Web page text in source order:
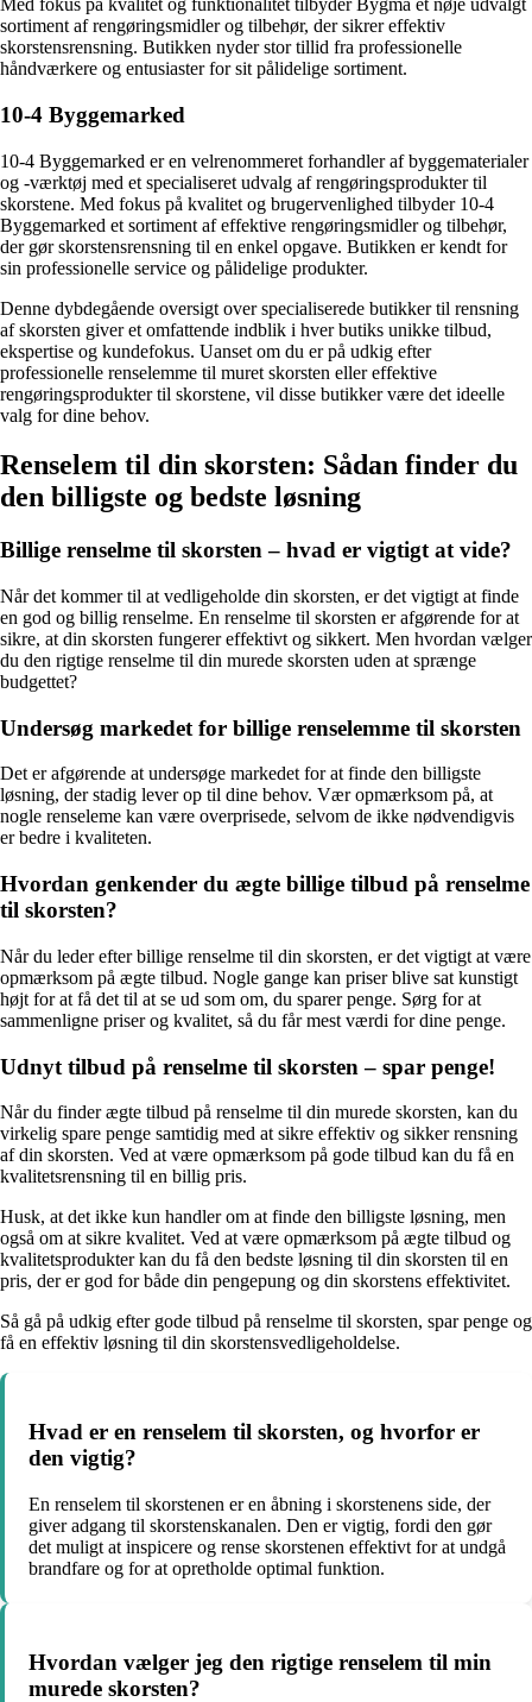
Med fokus på kvalitet og funktionalitet tilbyder Bygma et nøje udvalgt
sortiment af rengøringsmidler og tilbehør, der sikrer effektiv
skorstensrensning. Butikken nyder stor tillid fra professionelle
håndværkere og entusiaster for sit pålidelige sortiment.
10-4 Byggemarked
10-4 Byggemarked er en velrenommeret forhandler af byggematerialer
og -værktøj med et specialiseret udvalg af rengøringsprodukter til
skorstene. Med fokus på kvalitet og brugervenlighed tilbyder 10-4
Byggemarked et sortiment af effektive rengøringsmidler og tilbehør,
der gør skorstensrensning til en enkel opgave. Butikken er kendt for
sin professionelle service og pålidelige produkter.
Denne dybdegående oversigt over specialiserede butikker til rensning
af skorsten giver et omfattende indblik i hver butiks unikke tilbud,
ekspertise og kundefokus. Uanset om du er på udkig efter
professionelle renselemme til muret skorsten eller effektive
rengøringsprodukter til skorstene, vil disse butikker være det ideelle
valg for dine behov.
Renselem til din skorsten: Sådan finder du
den billigste og bedste løsning
Billige renselme til skorsten – hvad er vigtigt at vide?
Når det kommer til at vedligeholde din skorsten, er det vigtigt at finde
en god og billig renselme. En renselme til skorsten er afgørende for at
sikre, at din skorsten fungerer effektivt og sikkert. Men hvordan vælger
du den rigtige renselme til din murede skorsten uden at sprænge
budgettet?
Undersøg markedet for billige renselemme til skorsten
Det er afgørende at undersøge markedet for at finde den billigste
løsning, der stadig lever op til dine behov. Vær opmærksom på, at
nogle renseleme kan være overprisede, selvom de ikke nødvendigvis
er bedre i kvaliteten.
Hvordan genkender du ægte billige tilbud på renselme
til skorsten?
Når du leder efter billige renselme til din skorsten, er det vigtigt at være
opmærksom på ægte tilbud. Nogle gange kan priser blive sat kunstigt
højt for at få det til at se ud som om, du sparer penge. Sørg for at
sammenligne priser og kvalitet, så du får mest værdi for dine penge.
Udnyt tilbud på renselme til skorsten – spar penge!
Når du finder ægte tilbud på renselme til din murede skorsten, kan du
virkelig spare penge samtidig med at sikre effektiv og sikker rensning
af din skorsten. Ved at være opmærksom på gode tilbud kan du få en
kvalitetsrensning til en billig pris.
Husk, at det ikke kun handler om at finde den billigste løsning, men
også om at sikre kvalitet. Ved at være opmærksom på ægte tilbud og
kvalitetsprodukter kan du få den bedste løsning til din skorsten til en
pris, der er god for både din pengepung og din skorstens effektivitet.
Så gå på udkig efter gode tilbud på renselme til skorsten, spar penge og
få en effektiv løsning til din skorstensvedligeholdelse.
Hvad er en renselem til skorsten, og hvorfor er
den vigtig?
En renselem til skorstenen er en åbning i skorstenens side, der
giver adgang til skorstenskanalen. Den er vigtig, fordi den gør
det muligt at inspicere og rense skorstenen effektivt for at undgå
brandfare og for at opretholde optimal funktion.
Hvordan vælger jeg den rigtige renselem til min
murede skorsten?